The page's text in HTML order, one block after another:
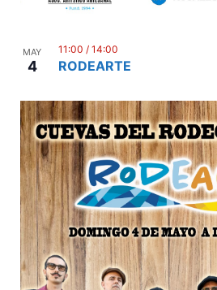
MAY
4 RODEARTE
11:00 / 14:00